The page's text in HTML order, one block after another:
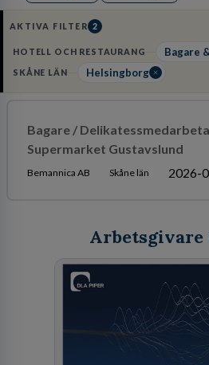
AKTIVA FILTER 2
HOTELL OCH RESTAURANG Bagare
SKÅNE LÄN Helsingborg
Bagare /
Supermarket Gustavslund
Bemannica AB Skåne län 2026-
Arbetsgivare